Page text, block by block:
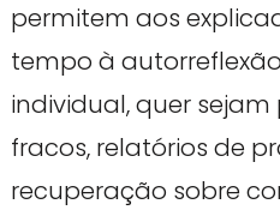
permitem aos
tempo à
individual, quer
fracos, relatórios de
recuperação sobre